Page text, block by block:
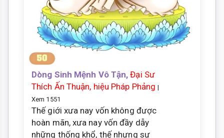
Dòng Sinh Mệnh Vô Tận,Đại Sư
Thích Ấn Thuận, hiệu Pháp Phảng |
Xem 1551
Thế giới xưa nay vốn không được
hoàn mãn, xưa nay vốn đầy dẫy
những thống khổ, thế nhưng sự